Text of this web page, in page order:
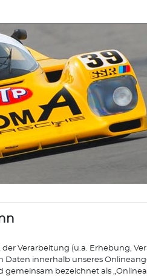
Verarbeitung (u.a. Erhebung,
Daten innerhalb unseres
bezeichnet als